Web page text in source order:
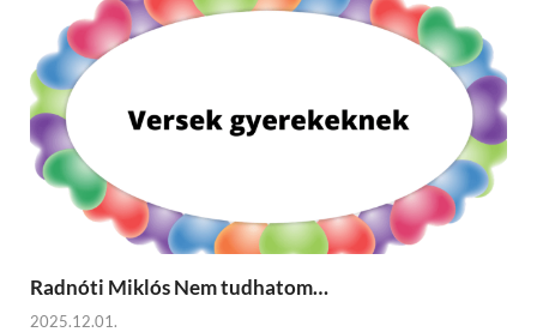
Radnóti Miklós Nem tudhatom…
2025.12.01.